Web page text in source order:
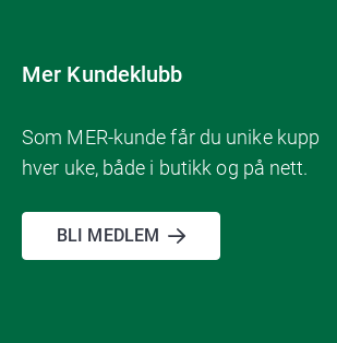
Mer Kundeklubb
Som MER-kunde får du unike kupp
hver uke, både i butikk og på nett.
BLI MEDLEM